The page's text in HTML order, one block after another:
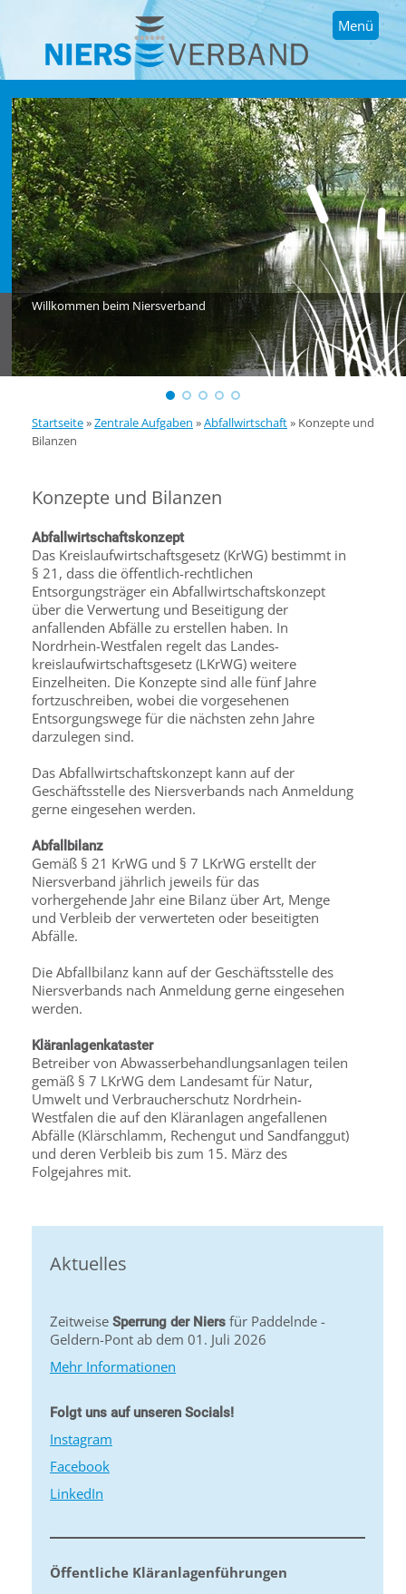
Menü
Willkommen beim Niersverband
Startseite»Zentrale Aufgaben »Abfallwirtschaft» Konzepte und
Bilanzen
Konzepte und Bilanzen
Abfallwirtschaftskonzept
Das Kreislaufwirtschaftsgesetz (KrWG) bestimmt in
§ 21, dass die öffentlich-rechtlichen
Entsorgungsträger ein Abfallwirtschaftskonzept
über die Verwertung und Beseitigung der
anfallenden Abfälle zu erstellen haben. In
Nordrhein-Westfalen regelt das Landes­
kreislaufwirtschaftsgesetz (LKrWG) weitere
Einzelheiten. Die Konzepte sind alle fünf Jahre
fortzuschreiben, wobei die vorgesehenen
Entsorgungswege für die nächsten zehn Jahre
darzulegen sind.
Das Abfallwirtschaftskonzept kann auf der
Geschäftsstelle des Niersverbands nach Anmeldung
gerne eingesehen werden.
Abfallbilanz
Gemäß § 21 KrWG und § 7 LKrWG erstellt der
Niersverband jährlich jeweils für das
vorhergehende Jahr eine Bilanz über Art, Menge
und Verbleib der verwerteten oder beseitigten
Abfälle.
Die Abfallbilanz kann auf der Geschäftsstelle des
Niersverbands nach Anmeldung gerne eingesehen
werden.
Kläranlagenkataster
Betreiber von Abwasserbehandlungsanlagen teilen
gemäß § 7 LKrWG dem Landesamt für Natur,
Umwelt und Verbraucherschutz Nordrhein-
Westfalen die auf den Kläranlagen angefallenen
Abfälle (Klärschlamm, Rechengut und Sandfanggut)
und deren Verbleib bis zum 15. März des
Folgejahres mit.
Aktuelles
Zeitweise Sperrung der Niers für Paddelnde -
Geldern-Pont ab dem 01. Juli 2026
Mehr Informationen
Folgt uns auf unseren Socials!
Instagram
Facebook
LinkedIn
Öffentliche Kläranlagenführungen